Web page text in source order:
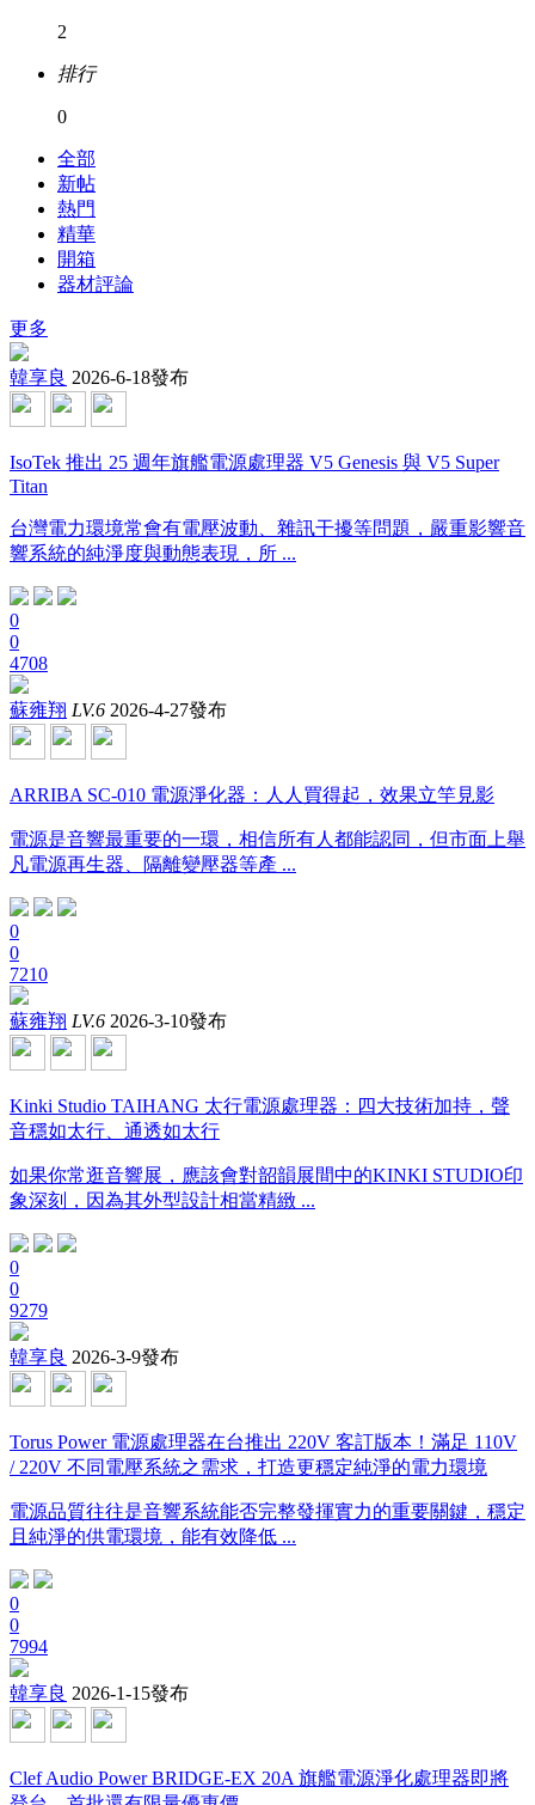
2
排行
0
全部
新帖
熱門
精華
開箱
器材評論
更多
韓享良 2026-6-18發布
IsoTek 推出 25 週年旗艦電源處理器 V5 Genesis 與 V5 Super
Titan
台灣電力環境常會有電壓波動、雜訊干擾等問題，嚴重影響音
響系統的純淨度與動態表現，所 ...
0
0
4708
蘇雍翔 LV.6 2026-4-27發布
ARRIBA SC-010 電源淨化器：人人買得起，效果立竿見影
電源是音響最重要的一環，相信所有人都能認同，但市面上舉
凡電源再生器、隔離變壓器等產 ...
0
0
7210
蘇雍翔 LV.6 2026-3-10發布
Kinki Studio TAIHANG 太行電源處理器：四大技術加持，聲
音穩如太行、通透如太行
如果你常逛音響展，應該會對韶韻展間中的KINKI STUDIO印
象深刻，因為其外型設計相當精緻 ...
0
0
9279
韓享良 2026-3-9發布
Torus Power 電源處理器在台推出 220V 客訂版本！滿足 110V
/ 220V 不同電壓系統之需求，打造更穩定純淨的電力環境
電源品質往往是音響系統能否完整發揮實力的重要關鍵，穩定
且純淨的供電環境，能有效降低 ...
0
0
7994
韓享良 2026-1-15發布
Clef Audio Power BRIDGE-EX 20A 旗艦電源淨化處理器即將